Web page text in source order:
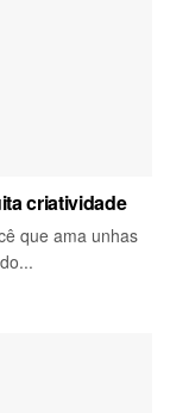
criatividade
que ama unhas